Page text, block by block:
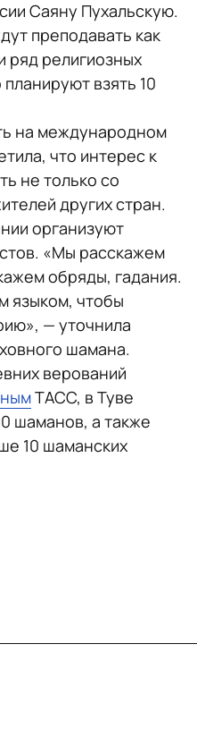
Саяну Пухальскую.
преподавать как
ряд религиозных
взять 10
на международном
что интерес к
не только со
других стран.
организуют
«Мы расскажем
обряды, гадания.
языком, чтобы
— уточнила
шамана.
верований
ТАСС, в Туве
шаманов, а также
10 шаманских